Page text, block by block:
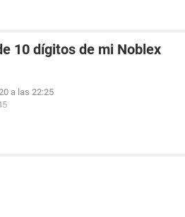
10 dígitos de mi Noblex
a las 22:25